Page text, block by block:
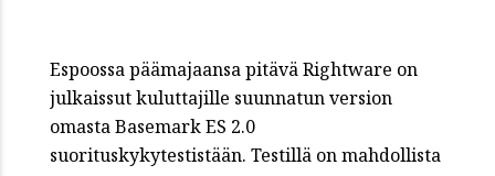
Espoossa päämajaansa pitävä Rightware on
julkaissut kuluttajille suunnatun version
omasta Basemark ES 2.0
suorituskykytestistään. Testillä on mahdollista